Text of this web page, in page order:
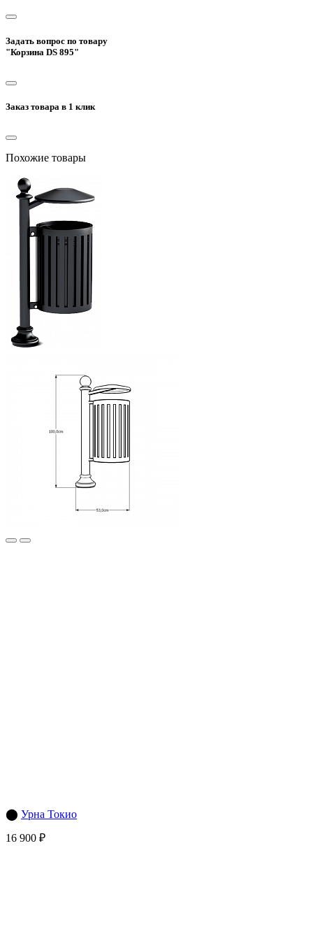
Задать вопрос по товару
"Корзина DS 895"
Заказ товара в 1 клик
Похожие товары
⬤ Урна Токио
16 900 ₽